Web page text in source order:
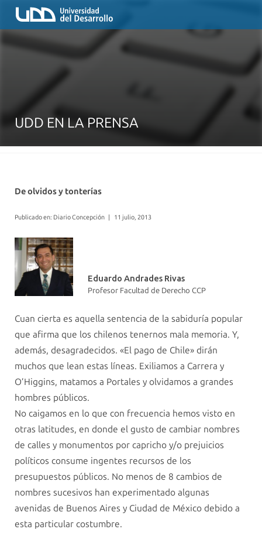
UDD EN LA PRENSA
De olvidos y tonterías
Publicado en: Diario Concepción | 11 julio, 2013
Eduardo Andrades Rivas
Profesor Facultad de Derecho CCP
Cuan cierta es aquella sentencia de la sabiduría popular
que afirma que los chilenos tenernos mala memoria. Y,
además, desagradecidos. «El pago de Chile» dirán
muchos que lean estas líneas. Exiliamos a Carrera y
O’Higgins, matamos a Portales y olvidamos a grandes
hombres públicos.
No caigamos en lo que con frecuencia hemos visto en
otras latitudes, en donde el gusto de cambiar nombres
de calles y monumentos por capricho y/o prejuicios
políticos consume ingentes recursos de los
presupuestos públicos. No menos de 8 cambios de
nombres sucesivos han experimentado algunas
avenidas de Buenos Aires y Ciudad de México debido a
esta particular costumbre.